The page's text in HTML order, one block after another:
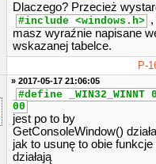
Dlaczego? Przecież
#include <windows.h>
masz wyraźnie napisane
wskazanej tabelce.
P-
» 2017-05-17 21:06:05
#define _WIN32_WINNT
00
jest po to by
GetConsoleWindow()
jak to usunę to obie funkcje
działają